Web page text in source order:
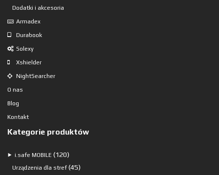
Dodatki i akcesoria
Armadex
Durabook
Solexy
Xshielder
NightSearcher
O nas
Blog
Kontakt
Kategorie produktów
⯈ i.safe MOBILE 120120
produktów
Urządzenia dla stref 4545